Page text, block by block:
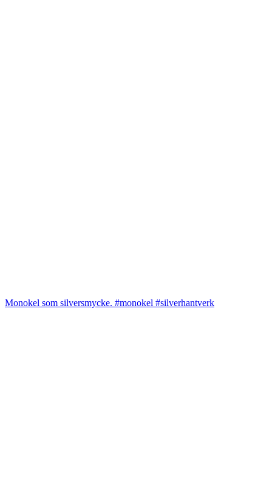
Monokel som silversmycke. #monokel #silverhantverk